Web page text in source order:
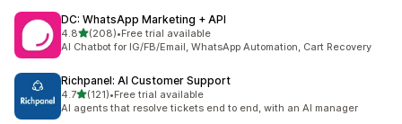
DC: WhatsApp Marketing + API
4.8滿分 5 顆星
(208)
共有 208 則評價
•Free trial available
AI Chatbot for IG/FB/Email, WhatsApp Automation, Cart Recovery
Richpanel: AI Customer Support
4.7滿分 5 顆星
(121)
共有 121 則評價
•Free trial available
AI agents that resolve tickets end to end, with an AI manager